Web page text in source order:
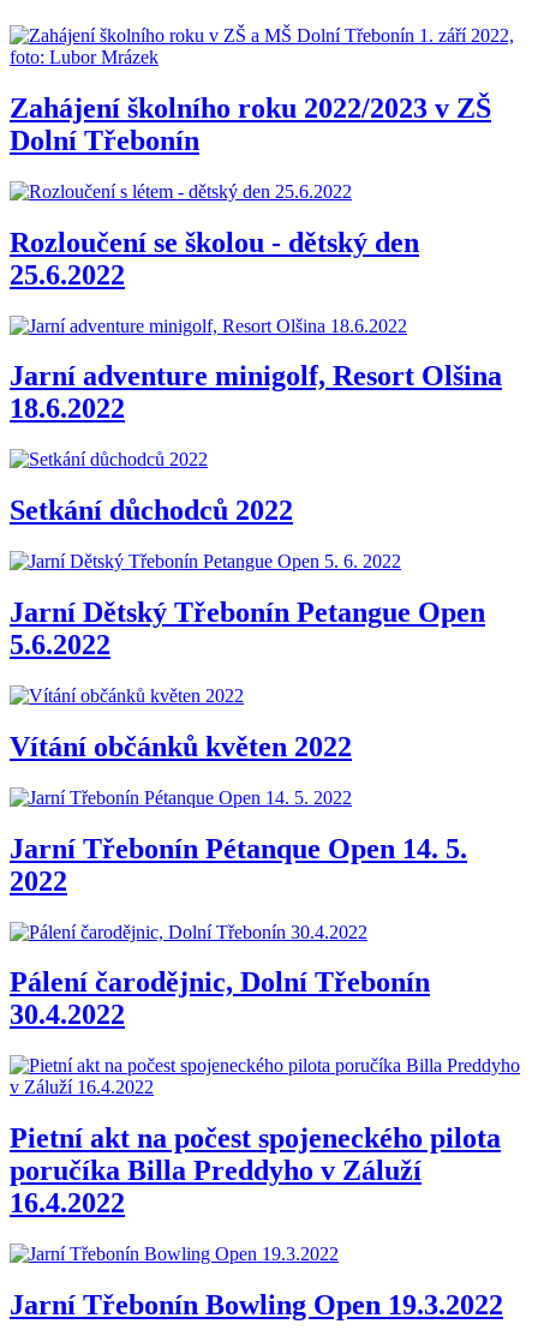
Zahájení školního roku 2022/2023 v ZŠ
Dolní Třebonín
Rozloučení se školou - dětský den
25.6.2022
Jarní adventure minigolf, Resort Olšina
18.6.2022
Setkání důchodců 2022
Jarní Dětský Třebonín Petangue Open
5.6.2022
Vítání občánků květen 2022
Jarní Třebonín Pétanque Open 14. 5.
2022
Pálení čarodějnic, Dolní Třebonín
30.4.2022
Pietní akt na počest spojeneckého pilota
poručíka Billa Preddyho v Záluží
16.4.2022
Jarní Třebonín Bowling Open 19.3.2022